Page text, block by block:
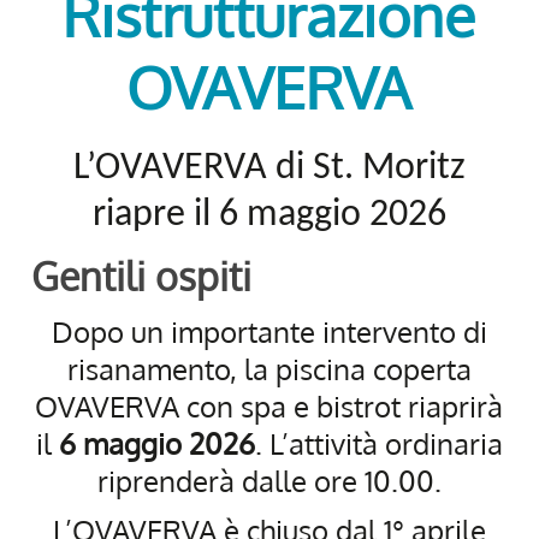
Ristrutturazione
OVAVERVA
L’OVAVERVA di St. Moritz
riapre il 6 maggio 2026
Gentili ospiti
Dopo un importante intervento di
risanamento, la piscina coperta
OVAVERVA con spa e bistrot riaprirà
il 6 maggio 2026. L’attività ordinaria
riprenderà dalle ore 10.00.
L’OVAVERVA è chiuso dal 1° aprile